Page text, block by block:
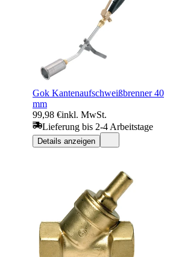
Gok Kantenaufschweißbrenner 40
mm
99,98 €inkl. MwSt.
Lieferung bis 2-4 Arbeitstage
Details anzeigen